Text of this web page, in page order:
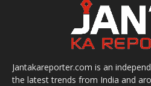
Jantakareporter.com is an
the latest trends from India and